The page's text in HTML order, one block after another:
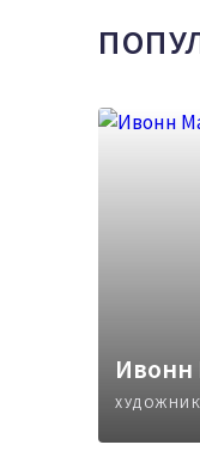
Ивонн
ХУДОЖНИК